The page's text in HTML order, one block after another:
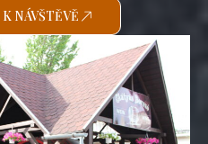
NÁVŠTĚVĚ